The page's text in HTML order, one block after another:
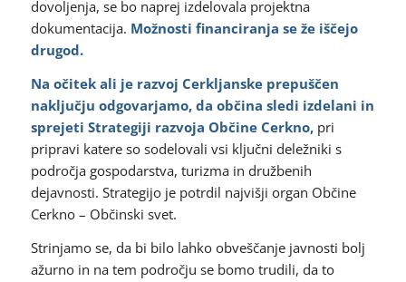
dovoljenja, se bo naprej izdelovala projektna
dokumentacija. Možnosti financiranja se že iščejo
drugod.
Na očitek ali je razvoj Cerkljanske prepuščen
naključju odgovarjamo, da občina sledi izdelani in
sprejeti Strategiji razvoja Občine Cerkno,pri
pripravi katere so sodelovali vsi ključni deležniki s
področja gospodarstva, turizma in družbenih
dejavnosti. Strategijo je potrdil najvišji organ Občine
Cerkno – Občinski svet.
Strinjamo se, da bi bilo lahko obveščanje javnosti bolj
ažurno in na tem področju se bomo trudili, da to